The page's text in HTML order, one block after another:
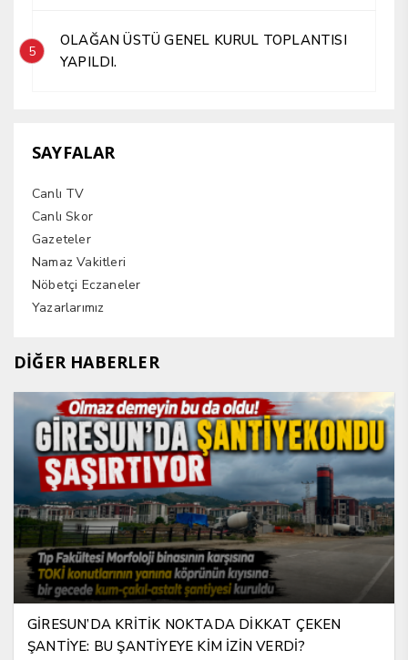
5
OLAĞAN ÜSTÜ GENEL KURUL TOPLANTISI
YAPILDI.
SAYFALAR
Canlı TV
Canlı Skor
Gazeteler
Namaz Vakitleri
Nöbetçi Eczaneler
Yazarlarımız
DİĞER HABERLER
GİRESUN’DA KRİTİK NOKTADA DİKKAT ÇEKEN
ŞANTİYE: BU ŞANTİYEYE KİM İZİN VERDİ?